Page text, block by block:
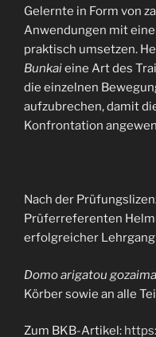
Gelernte in Form von
Anwendungen mit
praktisch umsetzen.
Bunkaieine Art des
die einzelnen
aufzubrechen, damit
Konfrontation
Nach der
Prüferreferenten
erfolgreicher Lehrgang
Domo arigatou
Körber sowie an alle
Zum BKB-Artikel: